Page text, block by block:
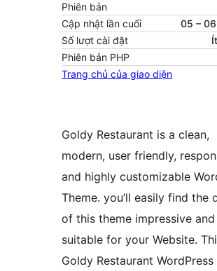
Phiên bản
Cập nhật lần cuối
05 –
Số lượt cài đặt
Phiên bản PHP
Trang chủ của giao diện
Goldy Restaurant is a clean,
modern, user friendly,
and highly customizable
Theme. you’ll easily find the
of this theme impressive and
suitable for your Website.
Goldy Restaurant WordPress